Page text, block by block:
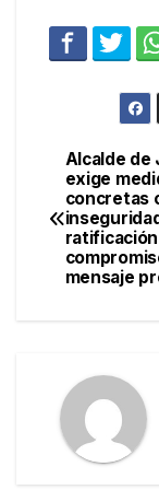
de
Alcalde de
exige
concretas
mensaje